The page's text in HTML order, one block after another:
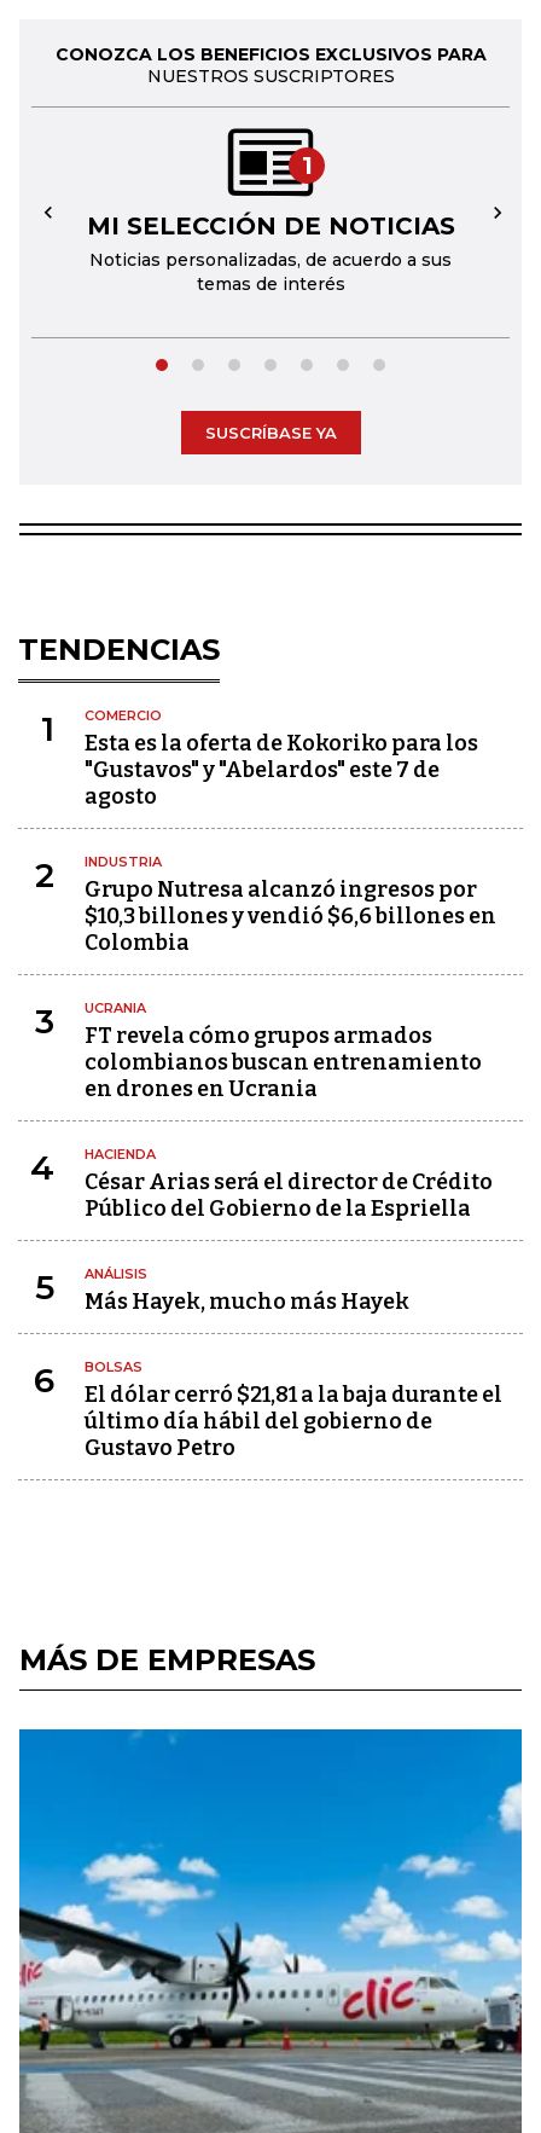
CONOZCA LOS BENEFICIOS EXCLUSIVOS PARA
NUESTROS SUSCRIPTORES
1
MI SELECCIÓN DE NOTICIAS
Noticias personalizadas, de acuerdo a sus
temas de interés
← →
SUSCRÍBASE YA
TENDENCIAS
1 COMERCIO
Esta es la oferta de Kokoriko para los
"Gustavos" y "Abelardos" este 7 de
agosto
2 INDUSTRIA
Grupo Nutresa alcanzó ingresos por
$10,3 billones y vendió $6,6 billones en
Colombia
3 UCRANIA
FT revela cómo grupos armados
colombianos buscan entrenamiento
en drones en Ucrania
4 HACIENDA
César Arias será el director de Crédito
Público del Gobierno de la Espriella
5 ANÁLISIS
Más Hayek, mucho más Hayek
6 BOLSAS
El dólar cerró $21,81 a la baja durante el
último día hábil del gobierno de
Gustavo Petro
MÁS DE EMPRESAS